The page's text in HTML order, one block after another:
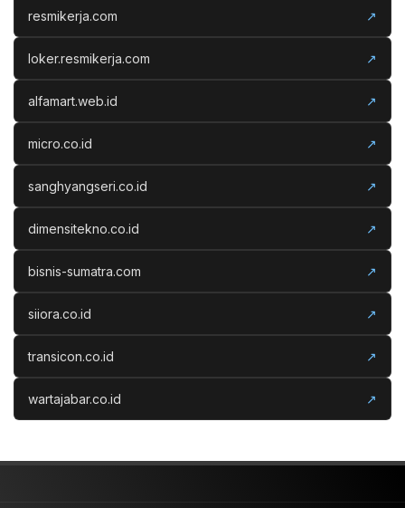
resmikerja.com ↗
loker.resmikerja.com ↗
alfamart.web.id ↗
micro.co.id ↗
sanghyangseri.co.id ↗
dimensitekno.co.id ↗
bisnis-sumatra.com ↗
siiora.co.id ↗
transicon.co.id ↗
wartajabar.co.id ↗